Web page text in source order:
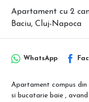
Apartament cu 2
Baciu, Cluj-Napoca
WhatsApp
Apartament compus
si bucatarie baie ,